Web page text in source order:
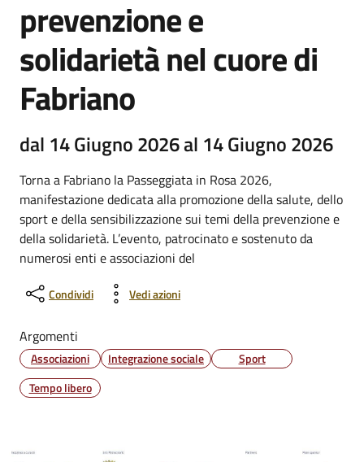
prevenzione e
solidarietà nel cuore di
Fabriano
dal 14 Giugno 2026 al 14 Giugno 2026
Torna a Fabriano la Passeggiata in Rosa 2026,
manifestazione dedicata alla promozione della salute, dello
sport e della sensibilizzazione sui temi della prevenzione e
della solidarietà. L’evento, patrocinato e sostenuto da
numerosi enti e associazioni del
Condividi Vedi azioni
Argomenti
Associazioni Integrazione sociale
Sport
Tempo libero